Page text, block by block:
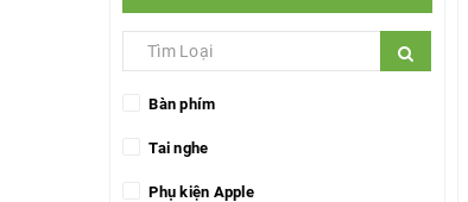
Bàn phím
Tai nghe
Phụ kiện Apple